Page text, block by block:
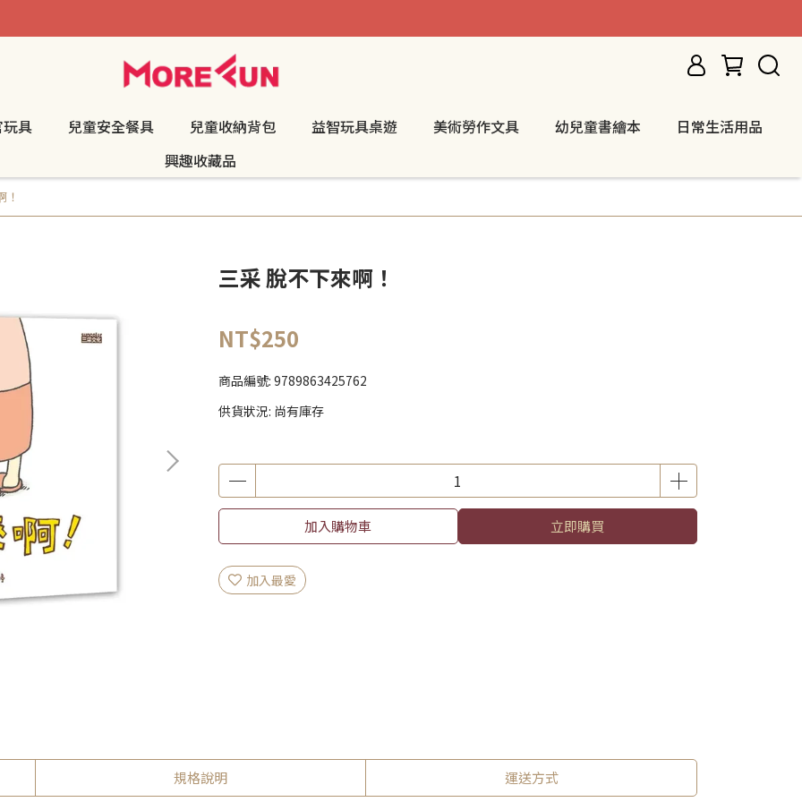
具 兒童安全餐具 兒童收納背包 益智玩具桌遊 美術勞作文具 幼兒童書繪本
日常生活用品
興趣收藏品
！
三采 脫不下來啊！
NT$250
商品編號: 9789863425762
供貨狀況: 尚有庫存
加入購物車 立即購買
加入最愛
規格說明 運送方式